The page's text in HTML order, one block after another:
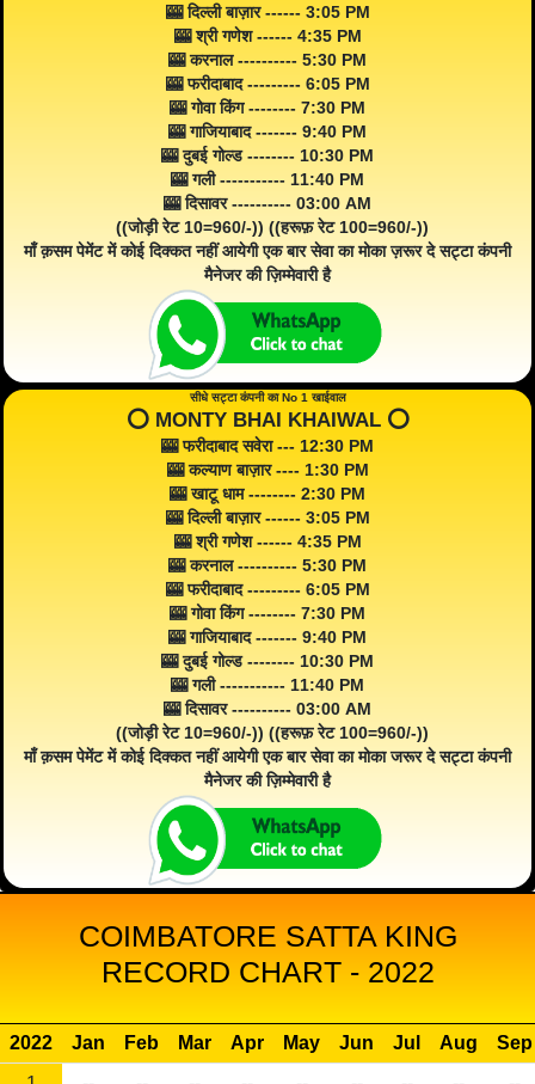
🎰 दिल्ली बाज़ार ------ 3:05 PM
🎰 श्री गणेश ------ 4:35 PM
🎰 करनाल ---------- 5:30 PM
🎰 फरीदाबाद --------- 6:05 PM
🎰 गोवा किंग -------- 7:30 PM
🎰 गाजियाबाद ------- 9:40 PM
🎰 दुबई गोल्ड -------- 10:30 PM
🎰 गली ----------- 11:40 PM
🎰 दिसावर ---------- 03:00 AM
((जोड़ी रेट 10=960/-)) ((हरूफ़ रेट 100=960/-))
माँ क़सम पेमेंट में कोई दिक्कत नहीं आयेगी एक बार सेवा का मोका ज़रूर दे सट्टा कंपनी
मैनेजर की ज़िम्मेवारी है
सीधे सट्टा कंपनी का No 1 खाईवाल
⭕️ MONTY BHAI KHAIWAL ⭕️
🎰 फरीदाबाद सवेरा --- 12:30 PM
🎰 कल्याण बाज़ार ---- 1:30 PM
🎰 खाटू धाम -------- 2:30 PM
🎰 दिल्ली बाज़ार ------ 3:05 PM
🎰 श्री गणेश ------ 4:35 PM
🎰 करनाल ---------- 5:30 PM
🎰 फरीदाबाद --------- 6:05 PM
🎰 गोवा किंग -------- 7:30 PM
🎰 गाजियाबाद ------- 9:40 PM
🎰 दुबई गोल्ड -------- 10:30 PM
🎰 गली ----------- 11:40 PM
🎰 दिसावर ---------- 03:00 AM
((जोड़ी रेट 10=960/-)) ((हरूफ़ रेट 100=960/-))
माँ क़सम पेमेंट में कोई दिक्कत नहीं आयेगी एक बार सेवा का मोका जरूर दे सट्टा कंपनी
मैनेजर की ज़िम्मेवारी है
COIMBATORE SATTA KING
RECORD CHART - 2022
2022 Jan Feb Mar Apr May Jun Jul Aug
Sep